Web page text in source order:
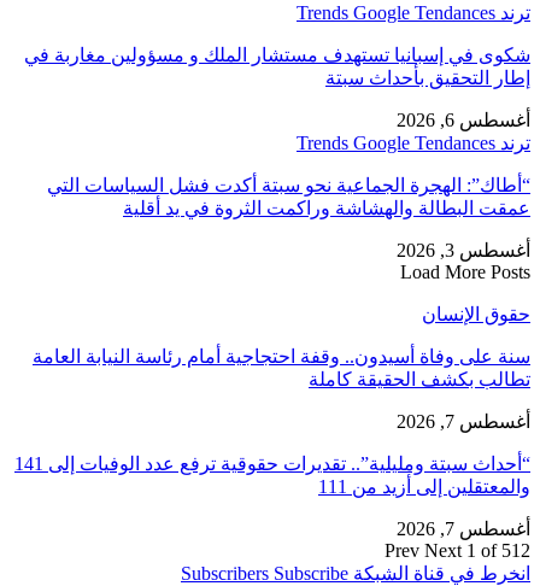
ترند Trends Google Tendances
شكوى في إسبانيا تستهدف مستشار الملك و مسؤولين مغاربة في
إطار التحقيق بأحداث سبتة
أغسطس 6, 2026
ترند Trends Google Tendances
“أطاك”: الهجرة الجماعية نحو سبتة أكدت فشل السياسات التي
عمقت البطالة والهشاشة وراكمت الثروة في يد أقلية
أغسطس 3, 2026
Load More Posts
حقوق الإنسان
سنة على وفاة أسيدون.. وقفة احتجاجية أمام رئاسة النيابة العامة
تطالب بكشف الحقيقة كاملة
أغسطس 7, 2026
“أحداث سبتة ومليلية”.. تقديرات حقوقية ترفع عدد الوفيات إلى 141
والمعتقلين إلى أزيد من 111
أغسطس 7, 2026
Prev Next 1 of 512
انخرط في قناة الشبكة
Subscribers Subscribe